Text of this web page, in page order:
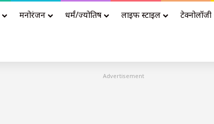
मनोरंजन धर्मं/ज्योतिष लाइफ स्टाइल टेक्नोलॉजी
Advertisement